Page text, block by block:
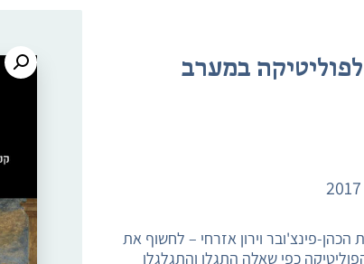
לפוליטיקה במערב
2017
פינצ'ובר וירון אזרחי – לחשוף את
כפי שאלה התגלו והתגלגלו